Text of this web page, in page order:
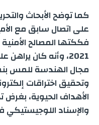
كما توضح الأبحاث
على اتصال سابق مع
2021، وأنه كان
مجال الهندسة للمس
وتحقيق اختراقات
الأهداف الحيوية،
والإسناد